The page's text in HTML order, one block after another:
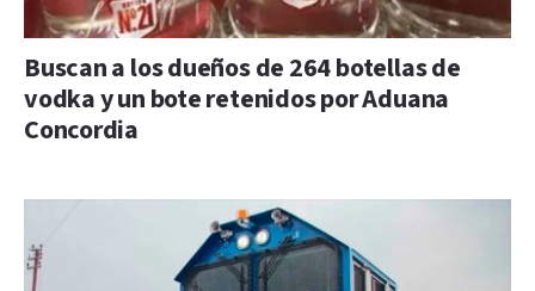
Buscan a los dueños de 264 botellas de
vodka y un bote retenidos por Aduana
Concordia